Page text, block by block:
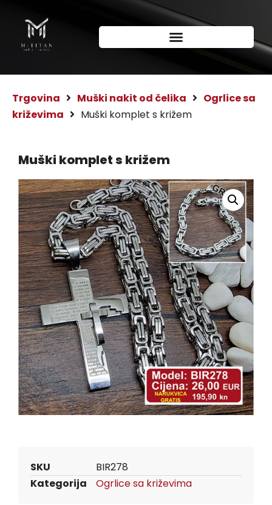
Trgovina Muški nakit od čelika
Ogrlice sa
križevima
Muški komplet s križem
Muški komplet s križem
SKU BIR278
Kategorija Ogrlice sa križevima